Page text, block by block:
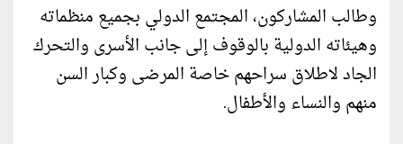
وطالب المشاركون، المجتمع الدولي بجميع منظماته
وهيئاته الدولية بالوقوف إلى جانب الأسرى والتحرك
الجاد لاطلاق سراحهم خاصة المرضى وكبار السن
منهم والنساء والأطفال.